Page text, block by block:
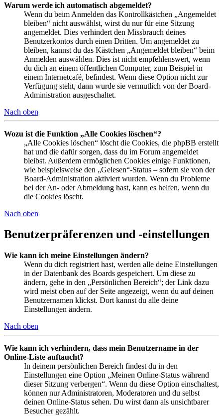
Warum werde ich automatisch abgemeldet?
Wenn du beim Anmelden das Kontrollkästchen „Angemeldet
bleiben“ nicht auswählst, wirst du nur für eine Sitzung
angemeldet. Dies verhindert den Missbrauch deines
Benutzerkontos durch einen Dritten. Um angemeldet zu
bleiben, kannst du das Kästchen „Angemeldet bleiben“ beim
Anmelden auswählen. Dies ist nicht empfehlenswert, wenn
du dich an einem öffentlichen Computer, zum Beispiel in
einem Internetcafé, befindest. Wenn diese Option nicht zur
Verfügung steht, dann wurde sie vermutlich von der Board-
Administration ausgeschaltet.
Nach oben
Wozu ist die Funktion „Alle Cookies löschen“?
„Alle Cookies löschen“ löscht die Cookies, die phpBB erstellt
hat und die dafür sorgen, dass du im Forum angemeldet
bleibst. Außerdem ermöglichen Cookies einige Funktionen,
wie beispielsweise den „Gelesen“-Status – sofern sie von der
Board-Administration aktiviert wurden. Wenn du Probleme
bei der An- oder Abmeldung hast, kann es helfen, wenn du
die Cookies löscht.
Nach oben
Benutzerpräferenzen und -einstellungen
Wie kann ich meine Einstellungen ändern?
Wenn du dich registriert hast, werden alle deine Einstellungen
in der Datenbank des Boards gespeichert. Um diese zu
ändern, gehe in den „Persönlichen Bereich“; der Link dazu
wird meist oben auf der Seite angezeigt, wenn du auf deinen
Benutzernamen klickst. Dort kannst du alle deine
Einstellungen ändern.
Nach oben
Wie kann ich verhindern, dass mein Benutzername in der
Online-Liste auftaucht?
In deinem persönlichen Bereich findest du in den
Einstellungen eine Option „Meinen Online-Status während
dieser Sitzung verbergen“. Wenn du diese Option einschaltest,
können nur Administratoren, Moderatoren und du selbst
deinen Online-Status sehen. Du wirst dann als unsichtbarer
Besucher gezählt.